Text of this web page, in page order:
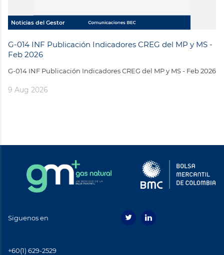
Noticias del Gestor
G-014 INF Publicación Indicadores CREG del MP y MS -
Feb 2026
G-014 INF Publicación Indicadores CREG del MP y MS - Feb 2026
9 Aug 2026
Siguenos en
+60(1) 629-2529